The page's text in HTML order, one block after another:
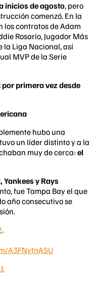
inicios de agosto, pero
comenzó. En la
los contratos de Adam
Rosario, Jugador Más
la Liga Nacional, así
MVP de la Serie
primera vez desde
hubo una
un líder distinto y a la
muy de cerca: el
Yankees y Rays
fue Tampa Bay el que
año consecutivo se
.
A3FNytnASU